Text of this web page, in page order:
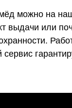
можно на
выдачи или